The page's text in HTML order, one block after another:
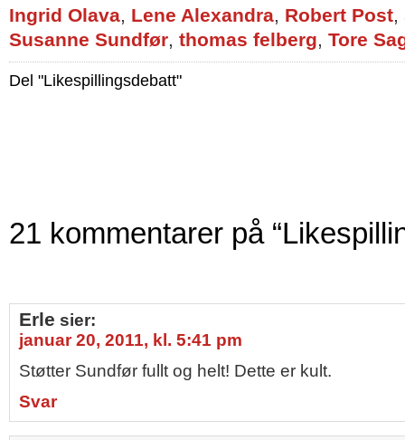
Ingrid Olava, Lene Alexandra, Robert Post,
Susanne Sundfør, thomas felberg, Tore
Del "Likespillingsdebatt"
21 kommentarer på
Erle sier:
januar 20, 2011, kl. 5:41 pm
Støtter Sundfør fullt og helt! Dette er kult.
Svar